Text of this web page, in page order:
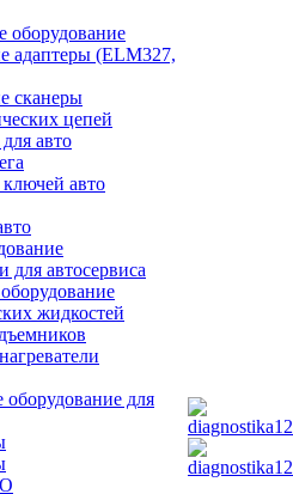
оборудование
адаптеры (ELM327,
сканеры
цепей
авто
авто
автосервиса
жидкостей
для